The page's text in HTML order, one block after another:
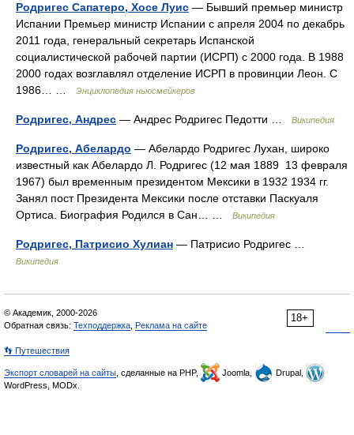
Родригес Сапатеро, Хосе Луис — Бывший премьер министр
Испании Премьер министр Испании с апреля 2004 по декабрь
2011 года, генеральный секретарь Испанской
социалистической рабочей партии (ИСРП) с 2000 года. В 1988
2000 годах возглавлял отделение ИСРП в провинции Леон. С
1986… …
Энциклопедия ньюсмейкеров
Родригес, Андрес — Андрес Родригес Педотти … Википедия
Родригес, Абелардо — Абелардо Родригес Лухан, широко
известный как Абелардо Л. Родригес (12 мая 1889 13 февраля
1967) был временным президентом Мексики в 1932 1934 гг.
Занял пост Президента Мексики после отставки Паскуаля
Ортиса. Биография Родился в Сан… …
Википедия
Родригес, Патрисио Хулиан — Патрисио Родригес …
Википедия
18+
© Академик, 2000-2026
Обратная связь: Техподдержка Реклама на сайте
👣 Путешествия
Экспорт словарей на сайты , сделанные на PHP, Joomla,
Drupal,
WordPress, MODx.